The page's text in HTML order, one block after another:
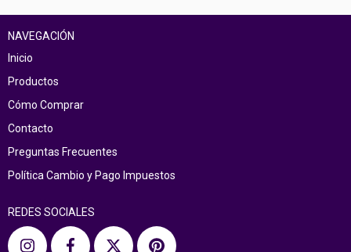
NAVEGACIÓN
Inicio
Productos
Cómo Comprar
Contacto
Preguntas Frecuentes
Política Cambio y Pago Impuestos
REDES SOCIALES